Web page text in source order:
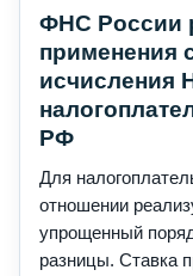
ФНС России
применения
исчисления
РФ
Для
отношении
упрощенный
разницы. Ставка